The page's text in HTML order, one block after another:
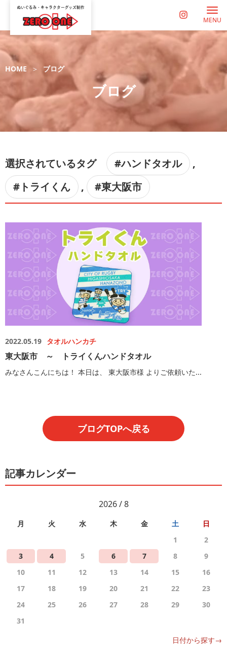
MENU
HOME ブログ
ブログ
選択されているタグ #ハンドタオル
,
#トライくん
, #東大阪市
2022.05.19 タオルハンカチ
東大阪市 ～ トライくんハンドタオル
みなさんこんにちは！ 本日は、 東大阪市様 よりご依頼いた...
ブログTOPへ戻る
記事カレンダー
2026 / 8
月 火 水 木 金 土
日
1
2
3
4 5 6 7 8
9
10
11 12 13 14 15
16
17
18 19 20 21 22
23
24
25 26 27 28 29
30
31
日付から探す→